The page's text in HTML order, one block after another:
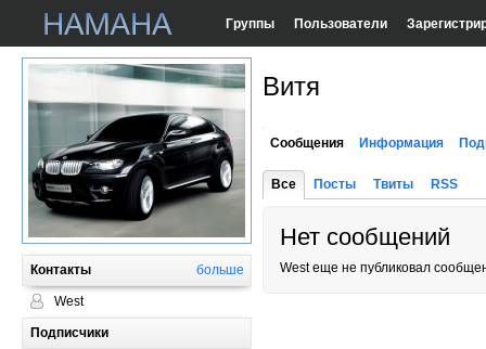
Группы Пользователи
Контакты больше
West
Подписчики
Витя
Сообщения Информация
Все Посты Твиты RSS
Нет сообщений
West еще не публиковал